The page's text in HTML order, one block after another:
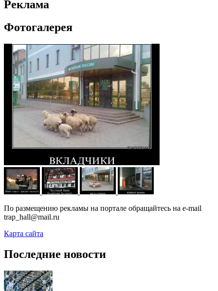
Реклама
Фотогалерея
По размещению рекламы на портале обращайтесь на e-mail
trap_hall@mail.ru
Карта сайта
Последние новости